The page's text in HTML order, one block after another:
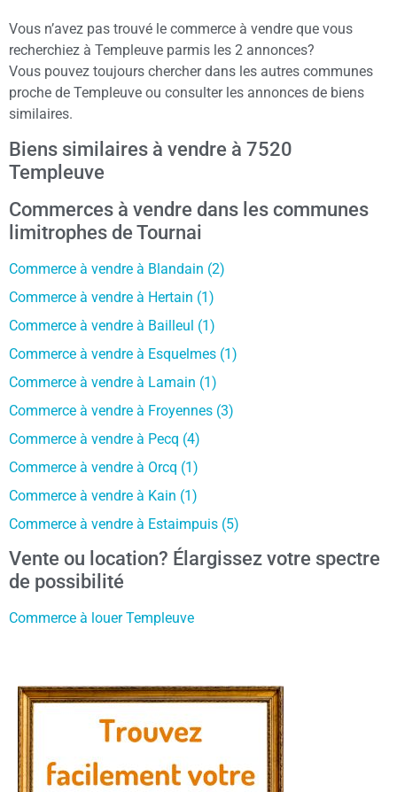
Vous n’avez pas trouvé le commerce à vendre que vous
recherchiez à Templeuve parmis les 2 annonces?
Vous pouvez toujours chercher dans les autres communes
proche de Templeuve ou consulter les annonces de biens
similaires.
Biens similaires à vendre à 7520
Templeuve
Commerces à vendre dans les communes
limitrophes de Tournai
Commerce à vendre à Blandain (2)
Commerce à vendre à Hertain (1)
Commerce à vendre à Bailleul (1)
Commerce à vendre à Esquelmes (1)
Commerce à vendre à Lamain (1)
Commerce à vendre à Froyennes (3)
Commerce à vendre à Pecq (4)
Commerce à vendre à Orcq (1)
Commerce à vendre à Kain (1)
Commerce à vendre à Estaimpuis (5)
Vente ou location? Élargissez votre spectre
de possibilité
Commerce à louer Templeuve